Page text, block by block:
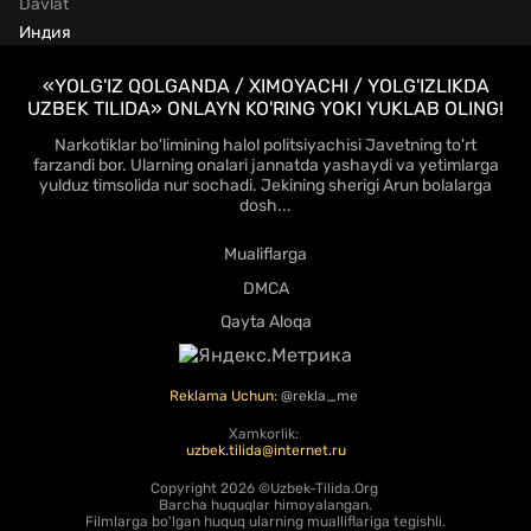
Индия
«YOLG'IZ QOLGANDA / XIMOYACHI / YOLG'IZLIKDA
UZBEK TILIDA» ONLAYN KO'RING YOKI YUKLAB OLING!
Narkotiklar bo'limining halol politsiyachisi Javetning to'rt
farzandi bor. Ularning onalari jannatda yashaydi va yetimlarga
yulduz timsolida nur sochadi. Jekining sherigi Arun bolalarga
dosh...
Mualiflarga
DMCA
Qayta Aloqa
Reklama Uchun: @rekla_me
Xamkorlik:
uzbek.tilida@internet.ru
Copyright 2026 ©Uzbek-Tilida.Org
Barcha huquqlar himoyalangan.
Filmlarga bo'lgan huquq ularning mualliflariga tegishli.